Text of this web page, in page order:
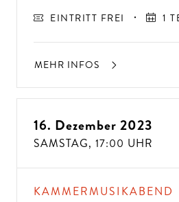
EINTRITT FREI 1
MEHR INFOS
16. Dezember 2023
SAMSTAG, 17:00 UHR
KAMMERMUSIKABEND